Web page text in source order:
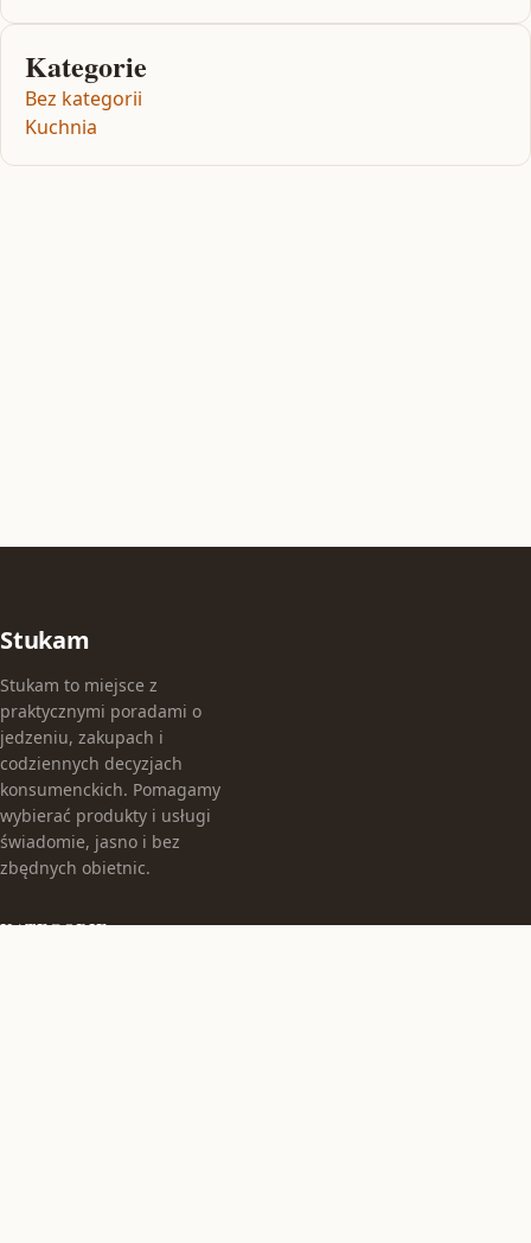
Kategorie
Bez kategorii
Kuchnia
Stukam
Stukam to miejsce z
praktycznymi poradami o
jedzeniu, zakupach i
codziennych decyzjach
konsumenckich. Pomagamy
wybierać produkty i usługi
świadomie, jasno i bez
zbędnych obietnic.
KATEGORIE